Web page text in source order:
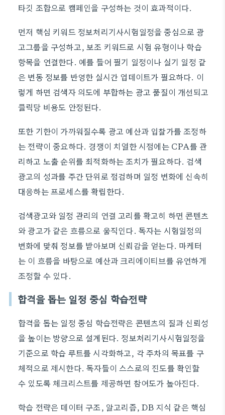
타깃 조합으로 캠페인을 구성하는 것이 효과적이다.
먼저 핵심 키워드 정보처리기사시험일정을 중심으로 광
고그룹을 구성하고, 보조 키워드로 시험 유형이나 학습
항목을 연결한다. 예를 들어 필기 일정이나 실기 일정 같
은 변동 정보를 반영한 실시간 업데이트가 필요하다. 이
렇게 하면 검색자 의도에 부합하는 광고 품질이 개선되고
클릭당 비용도 안정된다.
또한 기한이 가까워질수록 광고 예산과 입찰가를 조정하
는 전략이 중요하다. 경쟁이 치열한 시점에는 CPA를 관
리하고 노출 순위를 최적화하는 조치가 필요하다. 검색
광고의 성과를 주간 단위로 점검하며 일정 변화에 신속히
대응하는 프로세스를 확립한다.
검색광고와 일정 관리의 연결 고리를 확고히 하면 콘텐츠
와 광고가 같은 흐름으로 움직인다. 독자는 시험일정의
변화에 맞춰 정보를 받아보며 신뢰감을 얻는다. 마케터
는 이 흐름을 바탕으로 예산과 크리에이티브를 유연하게
조정할 수 있다.
합격을 돕는 일정 중심 학습전략
합격을 돕는 일정 중심 학습전략은 콘텐츠의 질과 신뢰성
을 높이는 방향으로 설계된다. 정보처리기사시험일정을
기준으로 학습 루트를 시각화하고, 각 주차의 목표를 구
체적으로 제시한다. 독자들이 스스로의 진도를 확인할
수 있도록 체크리스트를 제공하면 참여도가 높아진다.
학습 전략은 데이터 구조, 알고리즘, DB 지식 같은 핵심